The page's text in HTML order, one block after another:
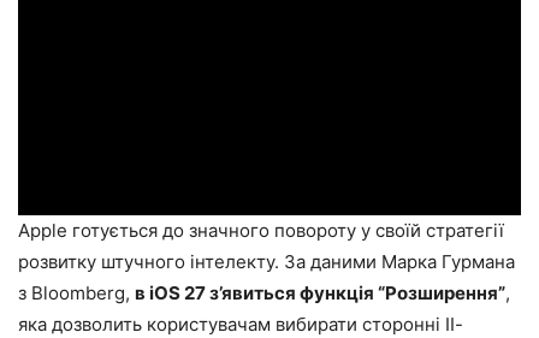
Apple готується до значного повороту у своїй стратегії
розвитку штучного інтелекту. За даними Марка Гурмана
з Bloomberg, в iOS 27 з’явиться функція “Розширення”,
яка дозволить користувачам вибирати сторонні ІІ-